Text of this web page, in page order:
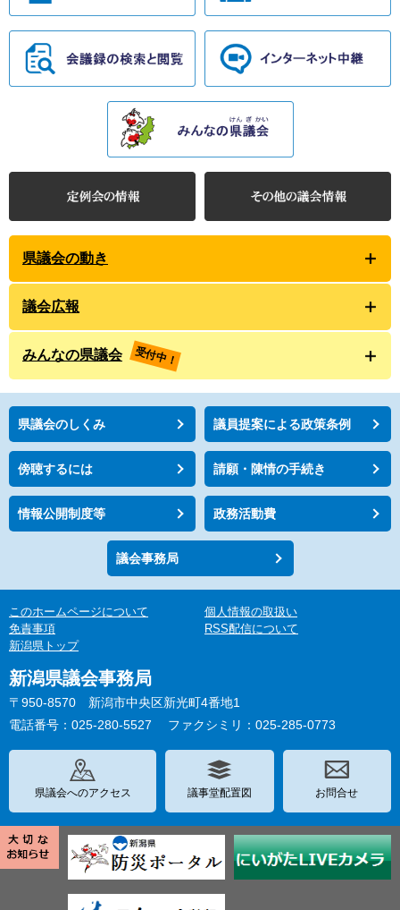
県議会の動き
議会広報
みんなの県議会 受付中！
県議会のしくみ 議員提案による政策条例
傍聴するには 請願・陳情の手続き
情報公開制度等 政務活動費
議会事務局
このホームページについて
個人情報の取扱い
免責事項
RSS配信について
新潟県トップ
新潟県議会事務局
〒950-8570 新潟市中央区新光町4番地1
電話番号：025-280-5527
ファクシミリ：025-285-0773
県議会へのアクセス 議事堂配置図 お問合せ